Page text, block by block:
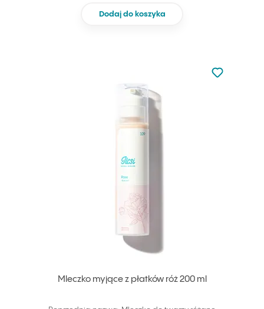
Dodaj do koszyka
Mleczko myjące z płatków róż 200 ml
Nie dodano
Dodaj do